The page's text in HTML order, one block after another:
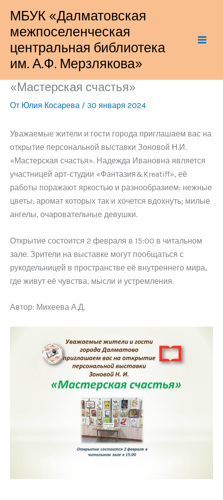
содержимому
МБУК «Далматовская
межпоселенческая
центральная библиотека
им. А.Ф. Мерзлякова»
«Мастерская счастья»
От Юлия Косарева / 30 января 2024
Уважаемые жители и гости города приглашаем вас на
открытие персональной выставки Зоновой Н.И.
«Мастерская счастья». Надежда Ивановна является
участницей арт-студии «Фантазия&Kreatiff», её
работы поражают яркостью и разнообразием: нежные
цветы, аромат которых так и хочется вдохнуть; милые
ангелы, очаровательные девушки.
Открытие состоится 2 февраля в 15:00 в читальном
зале. Зрители на выставке могут пообщаться с
рукодельницей в пространстве её внутреннего мира,
где живут её чувства, мысли и устремления.
Автор: Михеева А.Д.